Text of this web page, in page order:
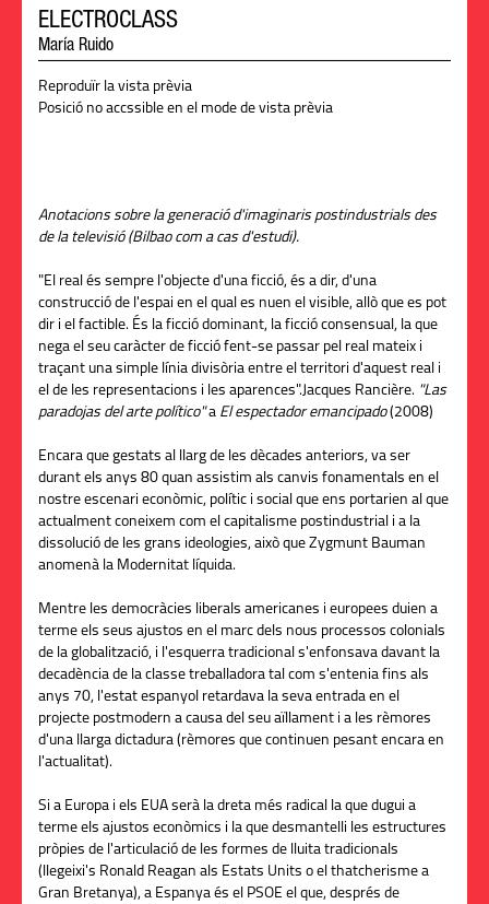
ELECTROCLASS
María Ruido
Reproduïr la vista prèvia
Posició no accssible en el mode de vista prèvia
Anotacions sobre la generació d'imaginaris postindustrials des
de la televisió (Bilbao com a cas d'estudi).
"El real és sempre l'objecte d'una ficció, és a dir, d'una
construcció de l'espai en el qual es nuen el visible, allò que es pot
dir i el factible. És la ficció dominant, la ficció consensual, la que
nega el seu caràcter de ficció fent-se passar pel real mateix i
traçant una simple línia divisòria entre el territori d'aquest real i
el de les representacions i les aparences".Jacques Rancière. "Las
paradojas del arte político"a El espectador emancipado(2008)
Encara que gestats al llarg de les dècades anteriors, va ser
durant els anys 80 quan assistim als canvis fonamentals en el
nostre escenari econòmic, polític i social que ens portarien al que
actualment coneixem com el capitalisme postindustrial i a la
dissolució de les grans ideologies, això que Zygmunt Bauman
anomenà la Modernitat líquida.
Mentre les democràcies liberals americanes i europees duien a
terme els seus ajustos en el marc dels nous processos colonials
de la globalització, i l'esquerra tradicional s'enfonsava davant la
decadència de la classe treballadora tal com s'entenia fins als
anys 70, l'estat espanyol retardava la seva entrada en el
projecte postmodern a causa del seu aïllament i a les rèmores
d'una llarga dictadura (rèmores que continuen pesant encara en
l'actualitat).
Si a Europa i els EUA serà la dreta més radical la que dugui a
terme els ajustos econòmics i la que desmantelli les estructures
pròpies de l'articulació de les formes de lluita tradicionals
(llegeixi's Ronald Reagan als Estats Units o el thatcherisme a
Gran Bretanya), a Espanya és el PSOE el que, després de